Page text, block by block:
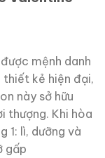
mệnh danh
kẻ hiện đại,
này sở hữu
thượng. Khi hòa
1: lì, dưỡng và
gấp